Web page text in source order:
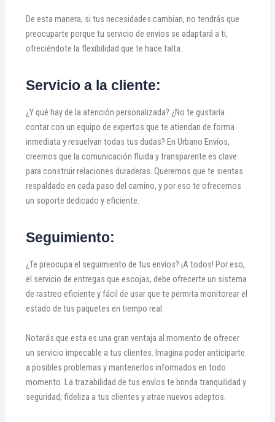
De esta manera, si tus necesidades cambian, no tendrás que
preocuparte porque tu servicio de envíos se adaptará a ti,
ofreciéndote la flexibilidad que te hace falta.
Servicio a la cliente:
¿Y qué hay de la atención personalizada? ¿No te gustaría
contar con un equipo de expertos que te atiendan de forma
inmediata y resuelvan todas tus dudas? En Urbano Envíos,
creemos que la comunicación fluida y transparente es clave
para construir relaciones duraderas. Queremos que te sientas
respaldado en cada paso del camino, y por eso te ofrecemos
un soporte dedicado y eficiente.
Seguimiento:
¿Te preocupa el seguimiento de tus envíos? ¡A todos! Por eso,
el servicio de entregas que escojas, debe ofrecerte un sistema
de rastreo eficiente y fácil de usar que te permita monitorear el
estado de tus paquetes en tiempo real.
Notarás que esta es una gran ventaja al momento de ofrecer
un servicio impecable a tus clientes. Imagina poder anticiparte
a posibles problemas y mantenerlos informados en todo
momento. La trazabilidad de tus envíos te brinda tranquilidad y
seguridad; fideliza a tus clientes y atrae nuevos adeptos.